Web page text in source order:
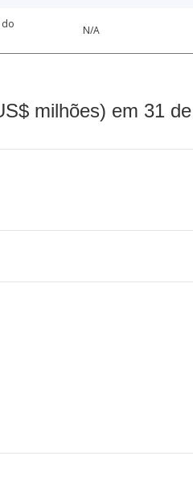
do
N/A
milhões) em 31